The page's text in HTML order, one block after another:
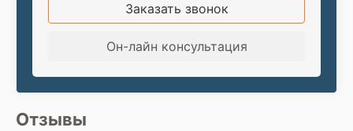
Заказать звонок
Он-лайн консультация
Отзывы